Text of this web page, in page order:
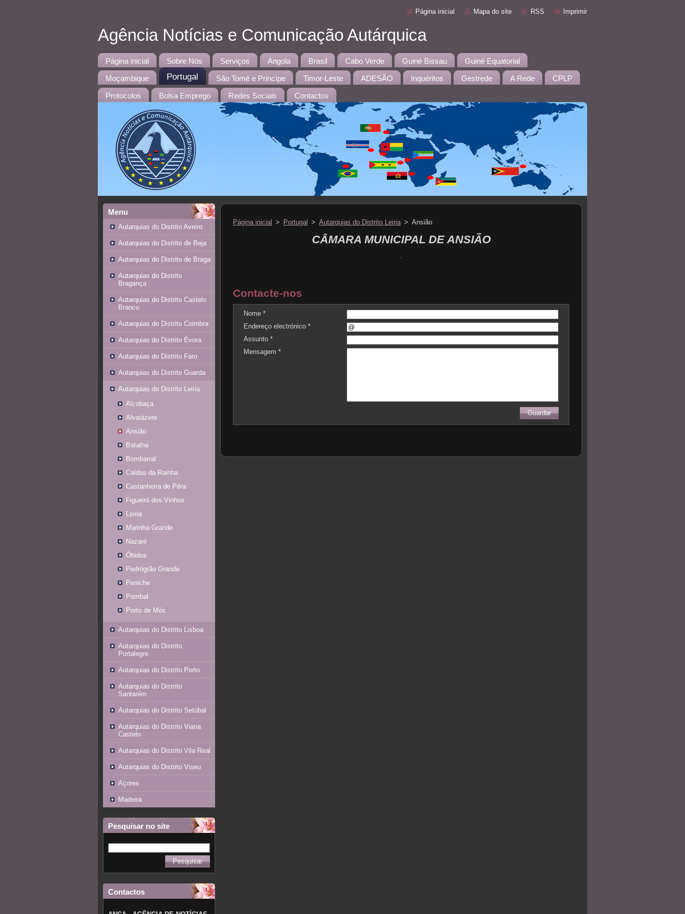
Página inicial Mapa do site RSS Imprimir
Agência Notícias e Comunicação Autárquica
Página inicial Sobre Nós Serviços Angola Brasil Cabo Verde Guiné Bissau Guiné Equatorial
Moçambique Portugal São Tomé e Princípe Timor-Leste ADESÃO Inquéritos Gestrede A Rede CPLP
Protocolos Bolsa Emprego Redes Sociais Contactos
Menu
Autarquias do Distrito Aveiro
Autarquias do Distrito de Beja
Autarquias do Distrito de Braga
Autarquias do Distrito
Bragança
Autarquias do Distrito Castelo
Branco
Autarquias do Distrito Coimbra
Autarquias do Distrito Évora
Autarquias do Distrito Faro
Autarquias do Distrito Guarda
Autarquias do Distrito Leiria
Alcobaça
Alvaiázere
Ansião
Batalha
Bombarral
Caldas da Rainha
Castanheira de Pêra
Figueiró dos Vinhos
Leiria
Marinha Grande
Nazaré
Óbidos
Pedrógrão Grande
Peniche
Pombal
Porto de Mós
Autarquias do Distrito Lisboa
Autarquias do Distrito
Portalegre
Autarquias do Distrito Porto
Autarquias do Distrito
Santarém
Autarquias do Distrito Setúbal
Autarquias do Distrito Viana
Castelo
Autarquias do Distrito Vila Real
Autarquias do Distrito Viseu
Açores
Madeira
Pesquisar no site
Contactos
Página inicial > Portugal > Autarquias do Distrito Leiria > Ansião
CÂMARA MUNICIPAL DE ANSIÃO
Contacte-nos
Nome *
Endereço electrónico *
Assunto *
Mensagem *